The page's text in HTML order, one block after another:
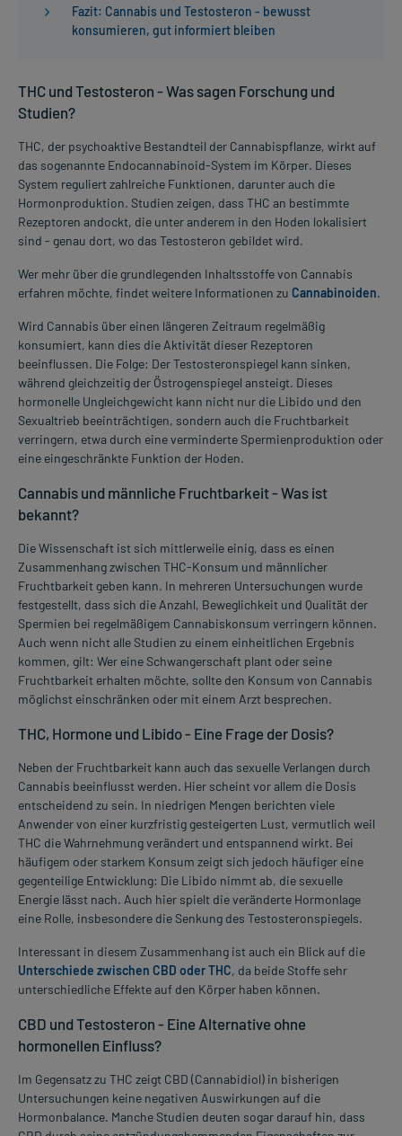
Fazit: Cannabis und Testosteron - bewusst
konsumieren, gut informiert bleiben
THC und Testosteron - Was sagen Forschung und
Studien?
THC, der psychoaktive Bestandteil der Cannabispflanze, wirkt auf
das sogenannte Endocannabinoid-System im Körper. Dieses
System reguliert zahlreiche Funktionen, darunter auch die
Hormonproduktion. Studien zeigen, dass THC an bestimmte
Rezeptoren andockt, die unter anderem in den Hoden lokalisiert
sind - genau dort, wo das Testosteron gebildet wird.
Wer mehr über die grundlegenden Inhaltsstoffe von Cannabis
erfahren möchte, findet weitere Informationen zu Cannabinoiden.
Wird Cannabis über einen längeren Zeitraum regelmäßig
konsumiert, kann dies die Aktivität dieser Rezeptoren
beeinflussen. Die Folge: Der Testosteronspiegel kann sinken,
während gleichzeitig der Östrogenspiegel ansteigt. Dieses
hormonelle Ungleichgewicht kann nicht nur die Libido und den
Sexualtrieb beeinträchtigen, sondern auch die Fruchtbarkeit
verringern, etwa durch eine verminderte Spermienproduktion oder
eine eingeschränkte Funktion der Hoden.
Cannabis und männliche Fruchtbarkeit - Was ist
bekannt?
Die Wissenschaft ist sich mittlerweile einig, dass es einen
Zusammenhang zwischen THC-Konsum und männlicher
Fruchtbarkeit geben kann. In mehreren Untersuchungen wurde
festgestellt, dass sich die Anzahl, Beweglichkeit und Qualität der
Spermien bei regelmäßigem Cannabiskonsum verringern können.
Auch wenn nicht alle Studien zu einem einheitlichen Ergebnis
kommen, gilt: Wer eine Schwangerschaft plant oder seine
Fruchtbarkeit erhalten möchte, sollte den Konsum von Cannabis
möglichst einschränken oder mit einem Arzt besprechen.
THC, Hormone und Libido - Eine Frage der Dosis?
Neben der Fruchtbarkeit kann auch das sexuelle Verlangen durch
Cannabis beeinflusst werden. Hier scheint vor allem die Dosis
entscheidend zu sein. In niedrigen Mengen berichten viele
Anwender von einer kurzfristig gesteigerten Lust, vermutlich weil
THC die Wahrnehmung verändert und entspannend wirkt. Bei
häufigem oder starkem Konsum zeigt sich jedoch häufiger eine
gegenteilige Entwicklung: Die Libido nimmt ab, die sexuelle
Energie lässt nach. Auch hier spielt die veränderte Hormonlage
eine Rolle, insbesondere die Senkung des Testosteronspiegels.
Interessant in diesem Zusammenhang ist auch ein Blick auf die
Unterschiede zwischen CBD oder THC, da beide Stoffe sehr
unterschiedliche Effekte auf den Körper haben können.
CBD und Testosteron - Eine Alternative ohne
hormonellen Einfluss?
Im Gegensatz zu THC zeigt CBD (Cannabidiol) in bisherigen
Untersuchungen keine negativen Auswirkungen auf die
Hormonbalance. Manche Studien deuten sogar darauf hin, dass